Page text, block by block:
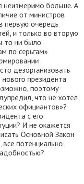
неизмеримо больше. А
от министров
первую очередь
и только во вторую
то ни было.
по серьгам»
дезорганизовать
президента
поэтому
что не хотел
официантов»?
с его
И не окажется
Основной Закон
все потенциально